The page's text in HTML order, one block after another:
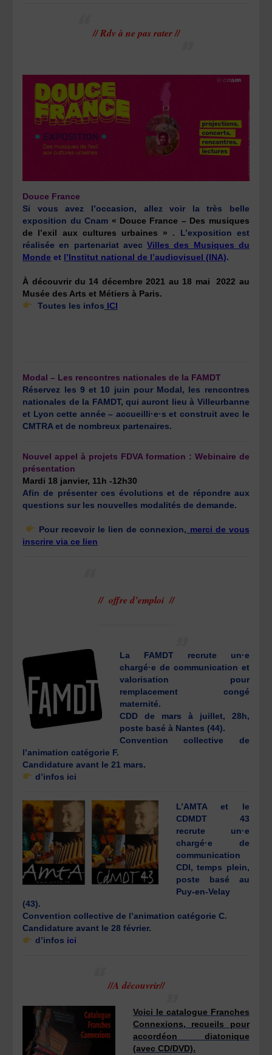
// Rdv à ne pas rater //
Douce France
Si vous avez l’occasion, allez voir la très belle
exposition du Cnam « Douce France – Des musiques
de l’exil aux cultures urbaines » . L’exposition est
réalisée en partenariat avecVilles des Musiques du
Monde et l’Institut national de l’audiovisuel (INA).
À découvrir du 14 décembre 2021 au 18 mai 2022 au
Musée des Arts et Métiers à Paris.
Toutes les infos ICI
Modal – Les rencontres nationales de la FAMDT
Réservez les 9 et 10 juin pour Modal, les rencontres
nationales de la FAMDT, qui auront lieu à Villeurbanne
et Lyon cette année – accueilli·e·s et construit avec le
CMTRA et de nombreux partenaires.
Nouvel appel à projets FDVA formation : Webinaire de
présentation
Mardi 18 janvier, 11h -12h30
Afin de présenter ces évolutions et de répondre aux
questions sur les nouvelles modalités de demande.
Pour recevoir le lien de connexion, merci de vous
inscrire via ce lien
// offre d’emploi //
La FAMDT recrute un·e
chargé·e de communication et
valorisation pour
remplacement congé
maternité.
CDD de mars à juillet, 28h,
poste basé à Nantes (44).
Convention collective de
l’animation catégorie F.
Candidature avant le 21 mars.
d’infos ici
L’AMTA et le
CDMDT 43
recrute un·e
chargé·e de
communication
CDI, temps plein,
poste basé au
Puy-en-Velay
(43).
Convention collective de l’animation catégorie C.
Candidature avant le 28 février.
d’infos ici
//A découvrir//
Voici le catalogue Franches
Connexions, recueils pour
accordéon diatonique
(avec CD/DVD).